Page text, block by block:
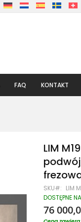
FAQ KONTAKT
LIM
SKU LIM
DOSTĘPNE
76